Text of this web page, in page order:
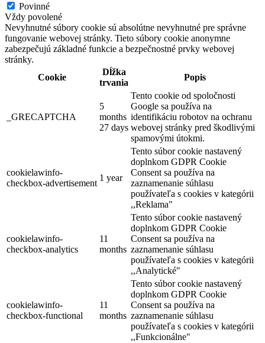
Dunajská Streda
Povinné
Vždy povolené
Nevyhnutné súbory cookie sú absolútne nevyhnutné pre správne
fungovanie webovej stránky. Tieto súbory cookie anonymne
zabezpečujú základné funkcie a bezpečnostné prvky webovej
stránky.
Cookie
Dĺžka
trvania
Popis
_GRECAPTCHA
5
months
27 days
Tento cookie od spoločnosti
Google sa používa na
identifikáciu robotov na ochranu
webovej stránky pred škodlivými
spamovými útokmi.
cookielawinfo-
checkbox-advertisement
1 year
Tento súbor cookie nastavený
doplnkom GDPR Cookie
Consent sa používa na
zaznamenanie súhlasu
používateľa s cookies v kategórii
,,Reklama"
cookielawinfo-
checkbox-analytics
11
months
Tento súbor cookie nastavený
doplnkom GDPR Cookie
Consent sa používa na
zaznamenanie súhlasu
používateľa s cookies v kategórii
,,Analytické"
cookielawinfo-
checkbox-functional
11
months
Tento súbor cookie nastavený
doplnkom GDPR Cookie
Consent sa používa na
zaznamenanie súhlasu
používateľa s cookies v kategórii
,,Funkcionálne"